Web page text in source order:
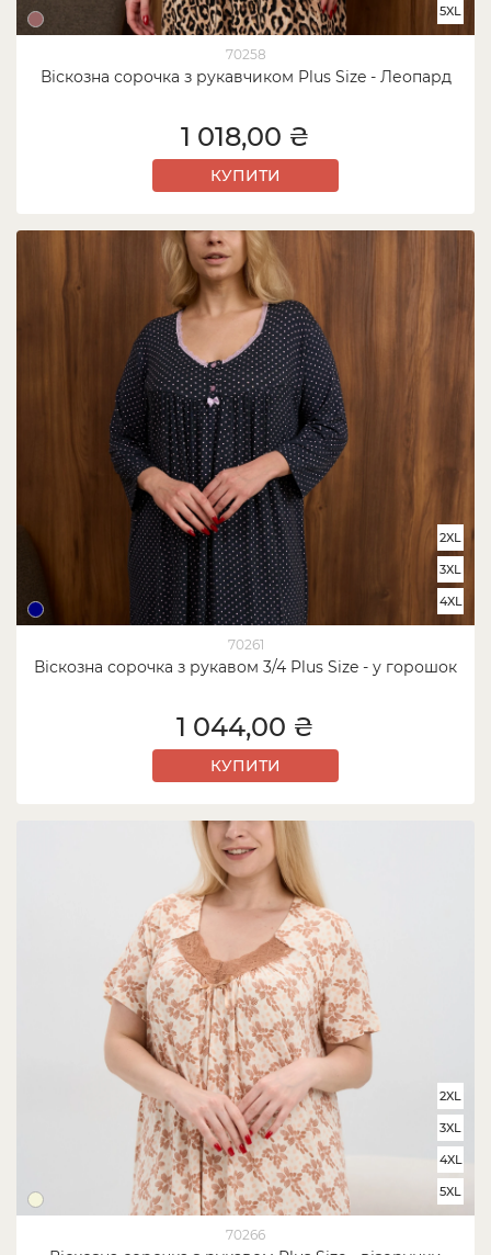
70258
Віскозна сорочка з рукавчиком Plus Size - Леопард
5XL
1 018,00 ₴
КУПИТИ
70261
Віскозна сорочка з рукавом 3/4 Plus Size - у горошок
2XL
3XL
4XL
1 044,00 ₴
КУПИТИ
70266
2XL
3XL
4XL
5XL